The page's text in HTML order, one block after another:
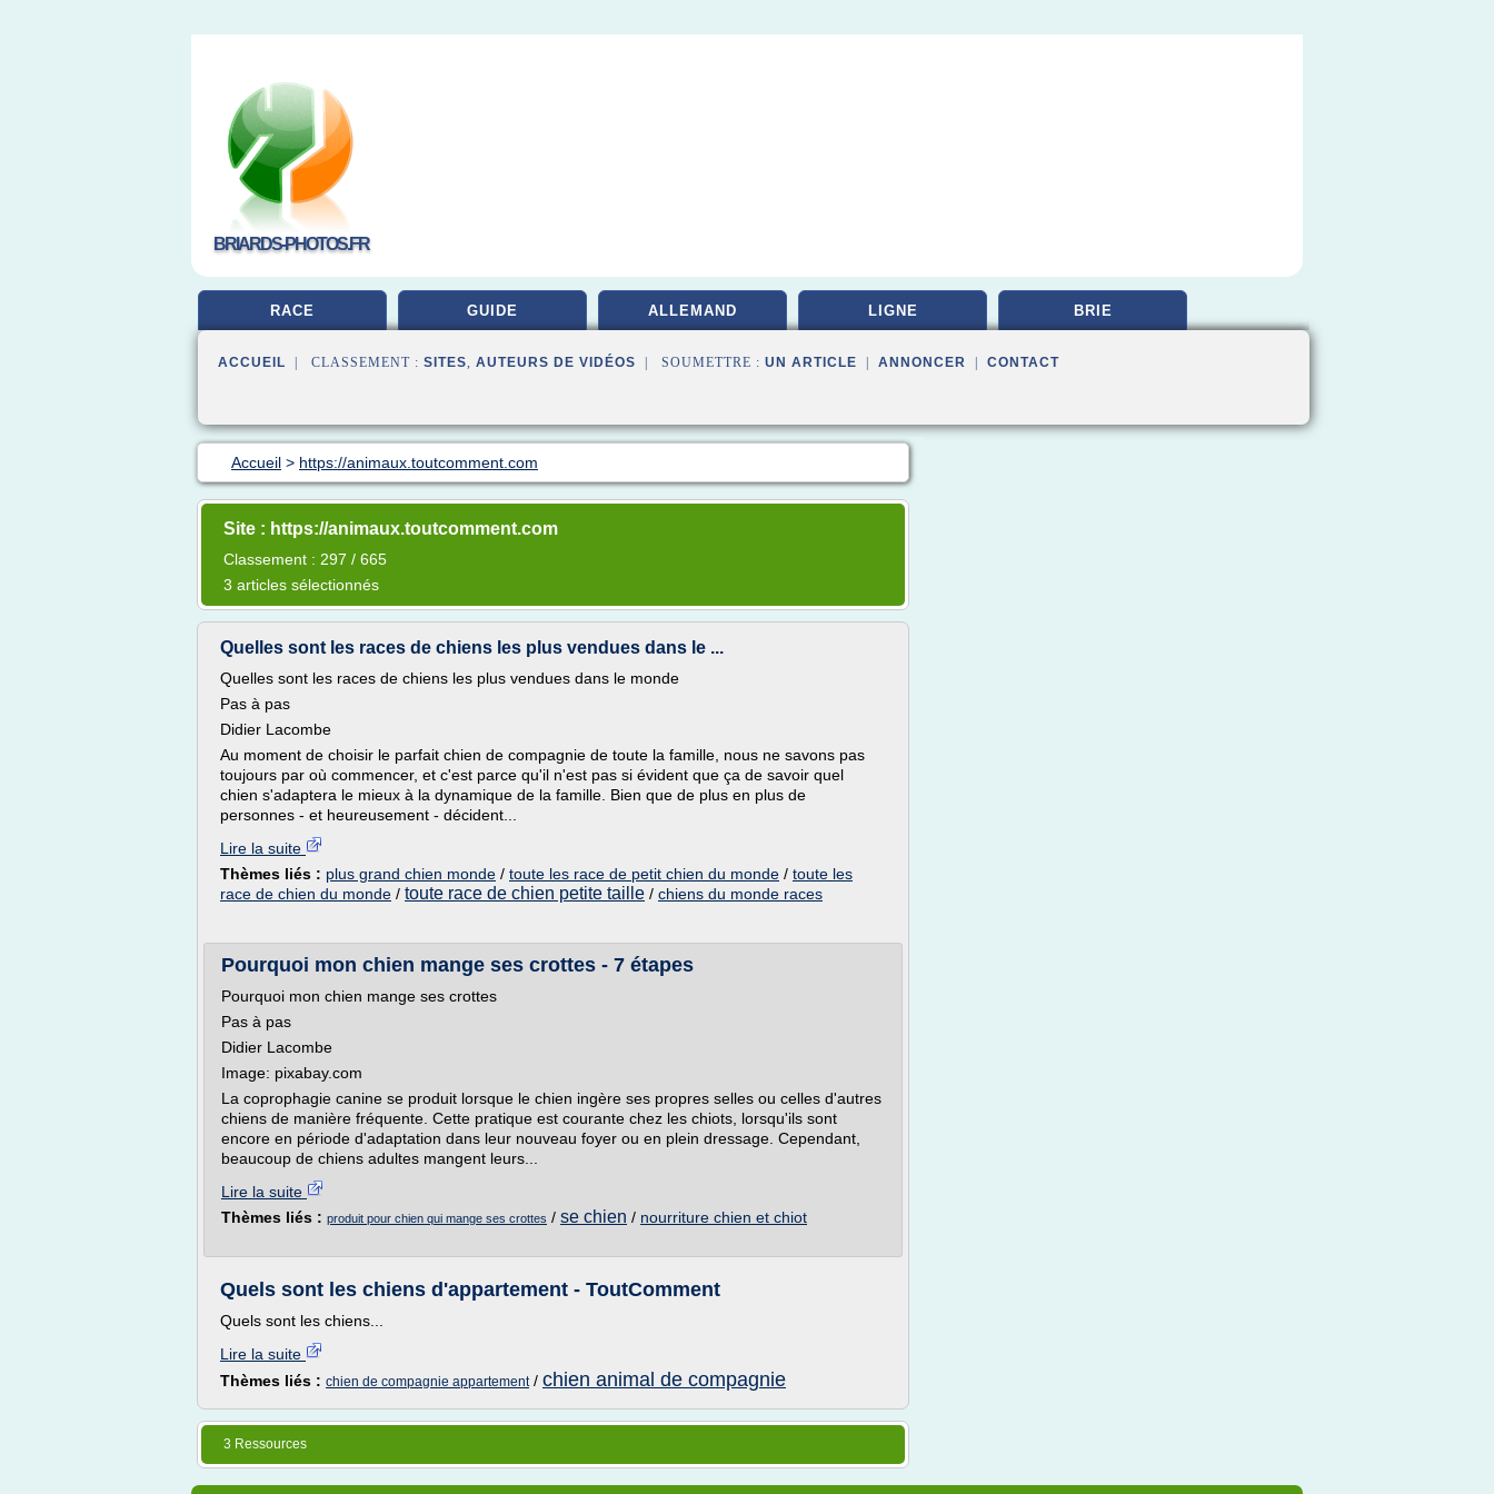
BRIARDS-PHOTOS.FR
RACE GUIDE ALLEMAND LIGNE BRIE
ACCUEIL | CLASSEMENT : SITES, AUTEURS DE VIDÉOS | SOUMETTRE : UN ARTICLE ANNONCER CONTACT
Accueil > https://animaux.toutcomment.com
Site : https://animaux.toutcomment.com
Classement : 297 / 665
3 articles sélectionnés
Quelles sont les races de chiens les plus vendues dans le ...
Quelles sont les races de chiens les plus vendues dans le monde
Pas à pas
Didier Lacombe
Au moment de choisir le parfait chien de compagnie de toute la famille, nous ne savons pas
toujours par où commencer, et c'est parce qu'il n'est pas si évident que ça de savoir quel
chien s'adaptera le mieux à la dynamique de la famille. Bien que de plus en plus de
personnes - et heureusement - décident...
Lire la suite
Thèmes liés : plus grand chien monde / toute les race de petit chien du monde / toute les
race de chien du monde / toute race de chien petite taille / chiens du monde races
Pourquoi mon chien mange ses crottes - 7 étapes
Pourquoi mon chien mange ses crottes
Pas à pas
Didier Lacombe
Image: pixabay.com
La coprophagie canine se produit lorsque le chien ingère ses propres selles ou celles d'autres
chiens de manière fréquente. Cette pratique est courante chez les chiots, lorsqu'ils sont
encore en période d'adaptation dans leur nouveau foyer ou en plein dressage. Cependant,
beaucoup de chiens adultes mangent leurs...
Lire la suite
Thèmes liés : produit pour chien qui mange ses crottes / se chien / nourriture chien et chiot
Quels sont les chiens d'appartement - ToutComment
Quels sont les chiens...
Lire la suite
Thèmes liés : chien de compagnie appartement/ chien animal de compagnie
3 Ressources